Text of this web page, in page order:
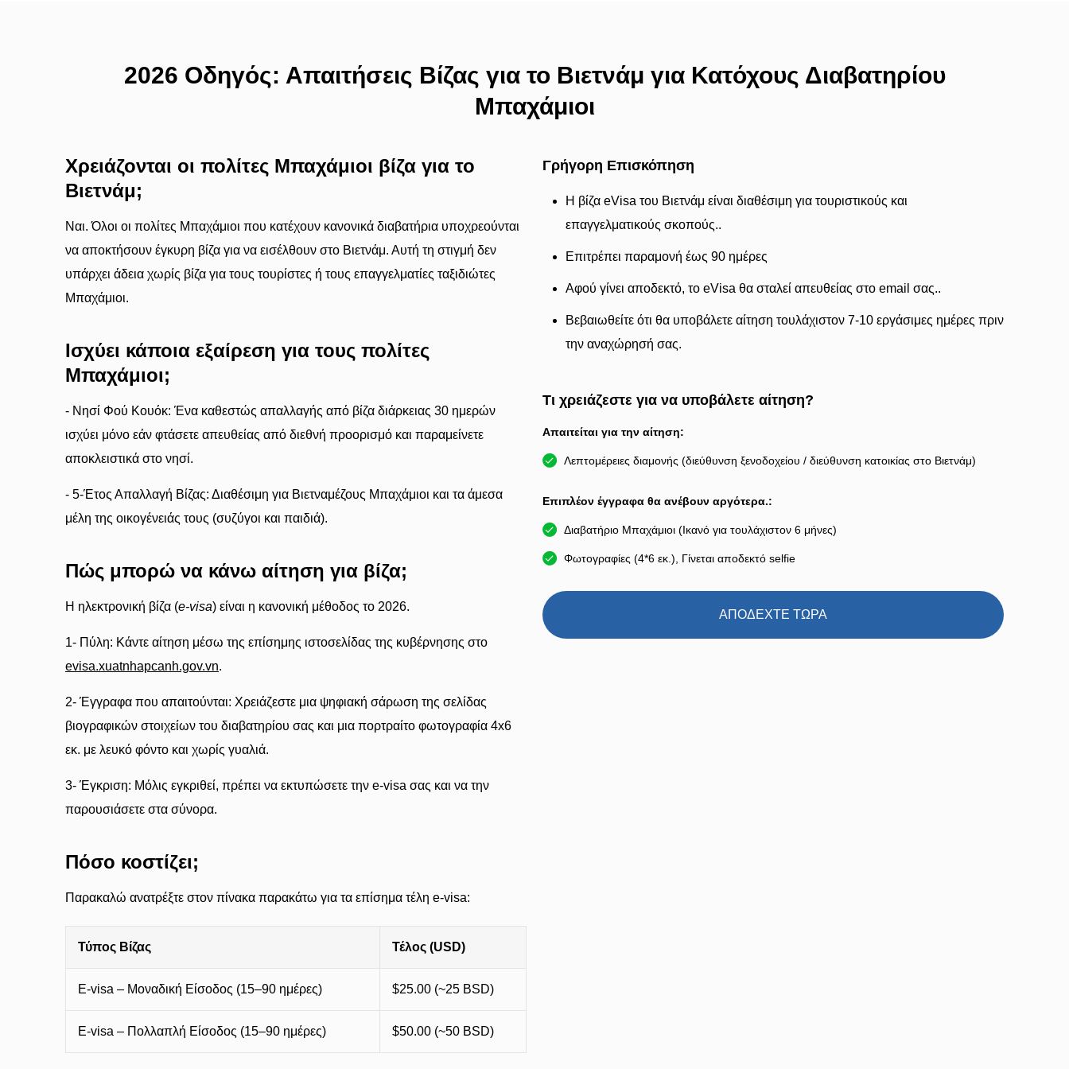
2026 Οδηγός: Απαιτήσεις Βίζας για το Βιετνάμ για Κατόχους Διαβατηρίου
Μπαχάμιοι
Χρειάζονται οι πολίτες Μπαχάμιοι βίζα για το
Βιετνάμ;
Ναι. Όλοι οι πολίτες Μπαχάμιοι που κατέχουν κανονικά διαβατήρια υποχρεούνται
να αποκτήσουν έγκυρη βίζα για να εισέλθουν στο Βιετνάμ. Αυτή τη στιγμή δεν
υπάρχει άδεια χωρίς βίζα για τους τουρίστες ή τους επαγγελματίες ταξιδιώτες
Μπαχάμιοι.
Ισχύει κάποια εξαίρεση για τους πολίτες
Μπαχάμιοι;
- Νησί Φού Κουόκ: Ένα καθεστώς απαλλαγής από βίζα διάρκειας 30 ημερών
ισχύει μόνο εάν φτάσετε απευθείας από διεθνή προορισμό και παραμείνετε
αποκλειστικά στο νησί.
- 5-Έτος Απαλλαγή Βίζας: Διαθέσιμη για Βιετναμέζους Μπαχάμιοι και τα άμεσα
μέλη της οικογένειάς τους (συζύγοι και παιδιά).
Πώς μπορώ να κάνω αίτηση για βίζα;
Η ηλεκτρονική βίζα (e-visa) είναι η κανονική μέθοδος το 2026.
1- Πύλη: Κάντε αίτηση μέσω της επίσημης ιστοσελίδας της κυβέρνησης στο
evisa.xuatnhapcanh.gov.vn.
2- Έγγραφα που απαιτούνται: Χρειάζεστε μια ψηφιακή σάρωση της σελίδας
βιογραφικών στοιχείων του διαβατηρίου σας και μια πορτραίτο φωτογραφία 4x6
εκ. με λευκό φόντο και χωρίς γυαλιά.
3- Έγκριση: Μόλις εγκριθεί, πρέπει να εκτυπώσετε την e-visa σας και να την
παρουσιάσετε στα σύνορα.
Πόσο κοστίζει;
Παρακαλώ ανατρέξτε στον πίνακα παρακάτω για τα επίσημα τέλη e-visa:
Τύπος Βίζας Τέλος (USD)
E-visa – Μοναδική Είσοδος (15–90 ημέρες) $25.00 (~25 BSD)
E-visa – Πολλαπλή Είσοδος (15–90 ημέρες) $50.00 (~50 BSD)
Γρήγορη Επισκόπηση
Η βίζα eVisa του Βιετνάμ είναι διαθέσιμη για τουριστικούς και
επαγγελματικούς σκοπούς..
Επιτρέπει παραμονή έως 90 ημέρες
Αφού γίνει αποδεκτό, το eVisa θα σταλεί απευθείας στο email σας..
Βεβαιωθείτε ότι θα υποβάλετε αίτηση τουλάχιστον 7-10 εργάσιμες ημέρες πριν
την αναχώρησή σας.
Τι χρειάζεστε για να υποβάλετε αίτηση?
Απαιτείται για την αίτηση:
Λεπτομέρειες διαμονής (διεύθυνση ξενοδοχείου / διεύθυνση κατοικίας στο Βιετνάμ)
Επιπλέον έγγραφα θα ανέβουν αργότερα.:
Διαβατήριο Μπαχάμιοι (Ικανό για τουλάχιστον 6 μήνες)
Φωτογραφίες (4*6 εκ.), Γίνεται αποδεκτό selfie
ΑΠΟΔΕΧΤΕ ΤΩΡΑ